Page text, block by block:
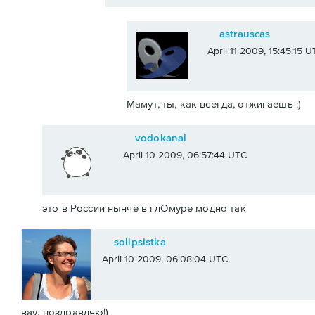
astrauscas
April 11 2009, 15:45:15
Мамут, ты, как всегда, отжигаешь :)
vodokanal
April 10 2009, 06:57:44 UTC
это в России нынче в глОмуре модно так
solipsistka
April 10 2009, 06:08:04 UTC
вау, поздравляю!)